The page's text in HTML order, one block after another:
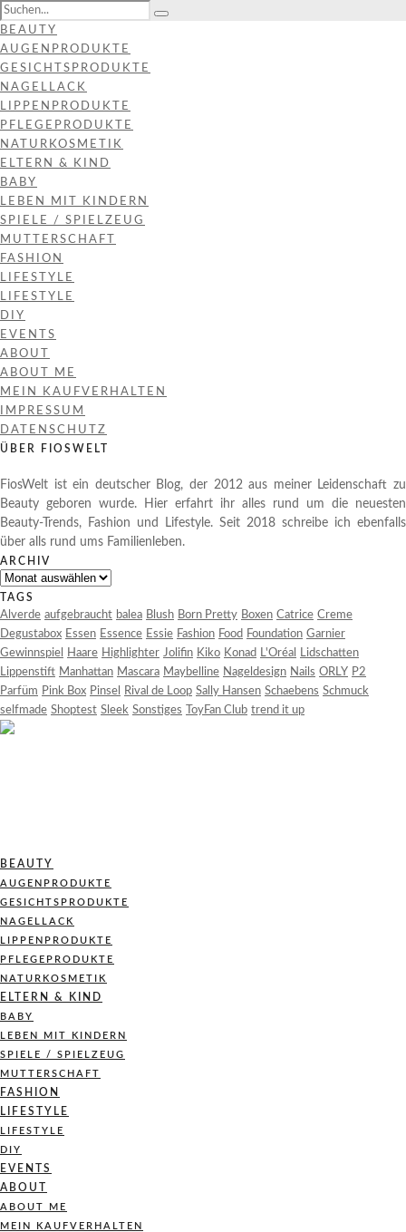
BEAUTY
AUGENPRODUKTE
GESICHTSPRODUKTE
NAGELLACK
LIPPENPRODUKTE
PFLEGEPRODUKTE
NATURKOSMETIK
ELTERN & KIND
BABY
LEBEN MIT KINDERN
SPIELE / SPIELZEUG
MUTTERSCHAFT
FASHION
LIFESTYLE
LIFESTYLE
DIY
EVENTS
ABOUT
ABOUT ME
MEIN KAUFVERHALTEN
IMPRESSUM
DATENSCHUTZ
ÜBER FIOSWELT
FiosWelt ist ein deutscher Blog, der 2012 aus meiner Leidenschaft zu
Beauty geboren wurde. Hier erfahrt ihr alles rund um die neuesten
Beauty-Trends, Fashion und Lifestyle. Seit 2018 schreibe ich ebenfalls
über alls rund ums Familienleben.
ARCHIV
Archiv
TAGS
Alverde aufgebraucht balea Blush Born Pretty Boxen Catrice Creme
Degustabox Essen Essence Essie Fashion Food Foundation Garnier
Gewinnspiel
Haare Highlighter Jolifin Kiko Konad L'Oréal
Lidschatten
Lippenstift Manhattan Mascara Maybelline Nageldesign Nails ORLY P2
Parfüm Pink Box Pinsel Rival de Loop Sally Hansen Schaebens Schmuck
selfmade Shoptest Sleek Sonstiges ToyFan Club trend it up
BEAUTY
AUGENPRODUKTE
GESICHTSPRODUKTE
NAGELLACK
LIPPENPRODUKTE
PFLEGEPRODUKTE
NATURKOSMETIK
ELTERN & KIND
BABY
LEBEN MIT KINDERN
SPIELE / SPIELZEUG
MUTTERSCHAFT
FASHION
LIFESTYLE
LIFESTYLE
DIY
EVENTS
ABOUT
ABOUT ME
MEIN KAUFVERHALTEN